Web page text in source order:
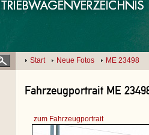
Start Neue Fotos ME 23498
Fahrzeugportrait ME
zum Fahrzeugportrait